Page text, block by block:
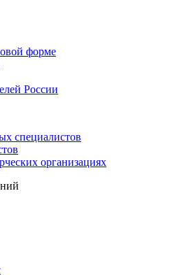
форме
России
специалистов
организациях